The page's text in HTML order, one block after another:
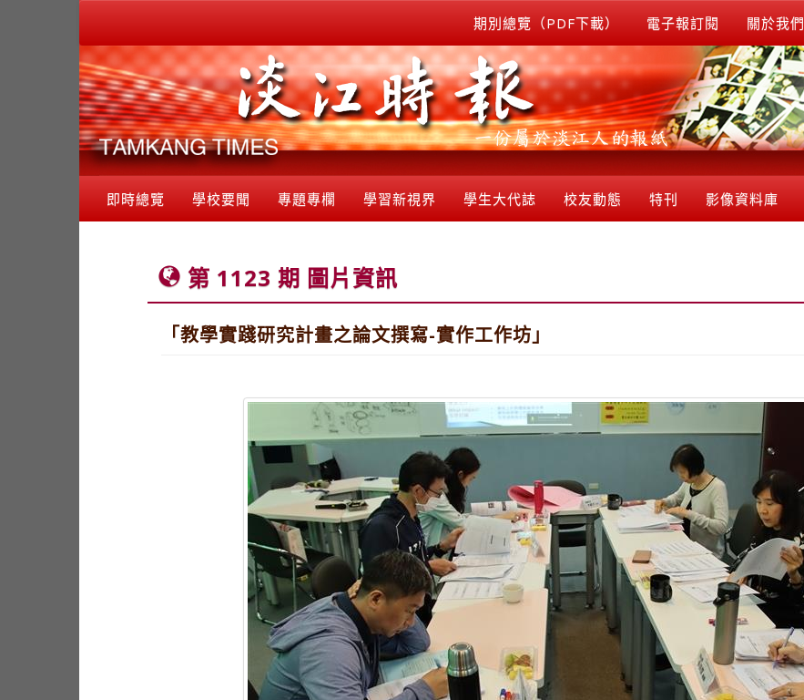
期別總覽（PDF下載） 電子報訂閱 關於我們
即時總覽 學校要聞 專題專欄 學習新視界 學生大代誌 校友動態 特刊 影像資料庫
第 1123 期 圖片資訊
「教學實踐研究計畫之論文撰寫-實作工作坊」